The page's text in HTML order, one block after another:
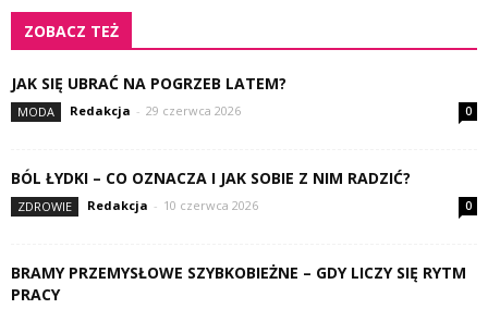
ZOBACZ TEŻ
JAK SIĘ UBRAĆ NA POGRZEB LATEM?
MODA Redakcja - 29 czerwca 2026 0
BÓL ŁYDKI – CO OZNACZA I JAK SOBIE Z NIM RADZIĆ?
ZDROWIE Redakcja - 10 czerwca 2026 0
BRAMY PRZEMYSŁOWE SZYBKOBIEŻNE – GDY LICZY SIĘ RYTM
PRACY